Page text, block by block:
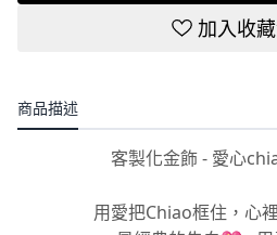
加入收
商品描述
客製化金飾 - 愛心
用愛把Chiao框住，心